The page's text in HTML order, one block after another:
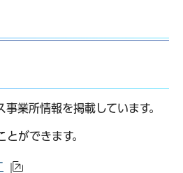
業所情報を掲載しています。
ができます。